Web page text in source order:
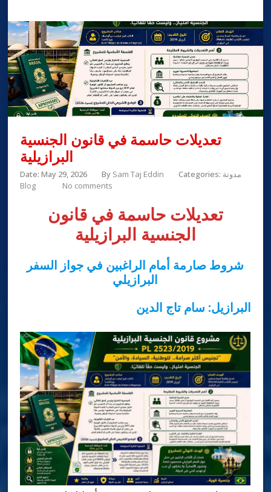
تعديلات حاسمة في قانون الجنسية
البرازيلية
Date: May 29, 2026 By Sam Taj Eddin Categories: مدونة
Blog
No comments
تعديلات حاسمة في قانون
الجنسية البرازيلية
شروط صارمة أمام الراغبين في جواز السفر
البرازيلي
البرازيل: سام تاج الدين